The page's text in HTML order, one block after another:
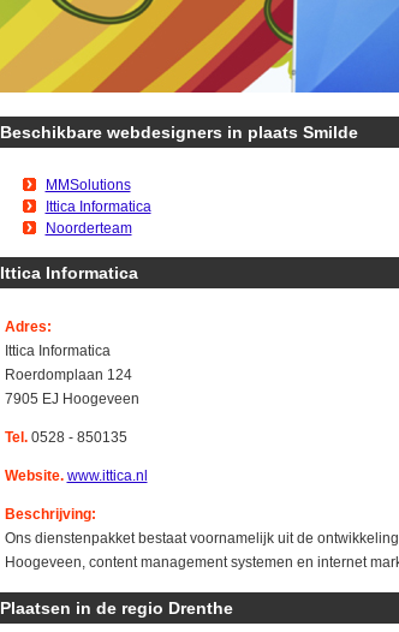
Beschikbare webdesigners in plaats Smilde
MMSolutions
Ittica Informatica
Noorderteam
Ittica Informatica
Adres:
Ittica Informatica
Roerdomplaan 124
7905 EJ Hoogeveen
Tel.0528 - 850135
Website. www.ittica.nl
Beschrijving:
Ons dienstenpakket bestaat voornamelijk uit de
Hoogeveen, content management systemen en internet
Plaatsen in de regio Drenthe